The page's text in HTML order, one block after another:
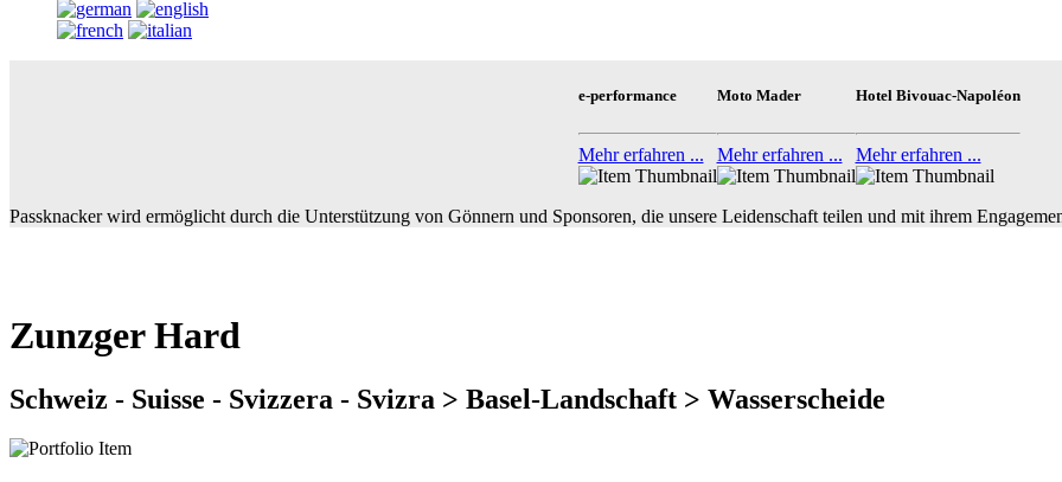
e-performance
Mehr erfahren ...
Moto Mader
Mehr erfahren ...
Hotel Bivouac-Napoléon
Mehr erfahren ...
Passknacker wird ermöglicht durch die Unterstützung von Gönnern und Sponsoren, die unsere Leidenschaft teilen und mit ihrem
Zunzger Hard
Schweiz - Suisse - Svizzera - Svizra > Basel-Landschaft > Wasserscheide